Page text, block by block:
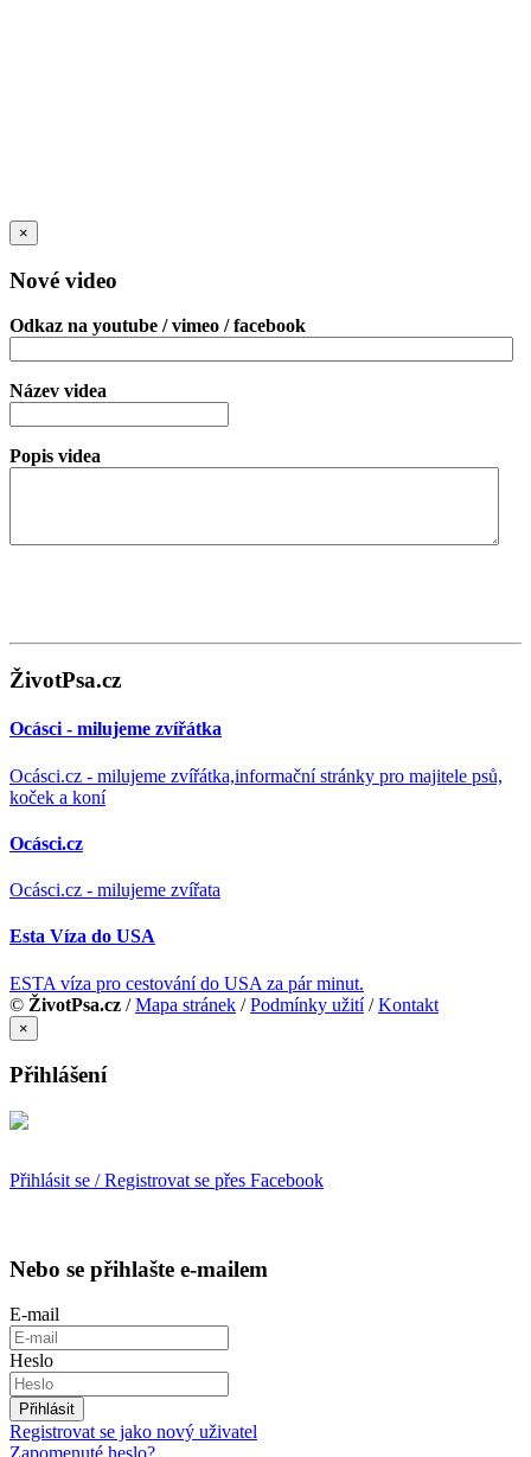
×
Nové video
Odkaz na youtube / vimeo / facebook
Název videa
Popis videa
ŽivotPsa.cz
Ocásci - milujeme zvířátka
Ocásci.cz - milujeme zvířátka,informační stránky pro majitele psů,
koček a koní
Ocásci.cz
Ocásci.cz - milujeme zvířata
Esta Víza do USA
ESTA víza pro cestování do USA za pár minut.
© ŽivotPsa.cz /Mapa stránek /Podmínky užití/Kontakt
×
Přihlášení
Přihlásit se / Registrovat se přes Facebook
Nebo se přihlašte e-mailem
E-mail
Heslo
Přihlásit
Registrovat se jako nový uživatel